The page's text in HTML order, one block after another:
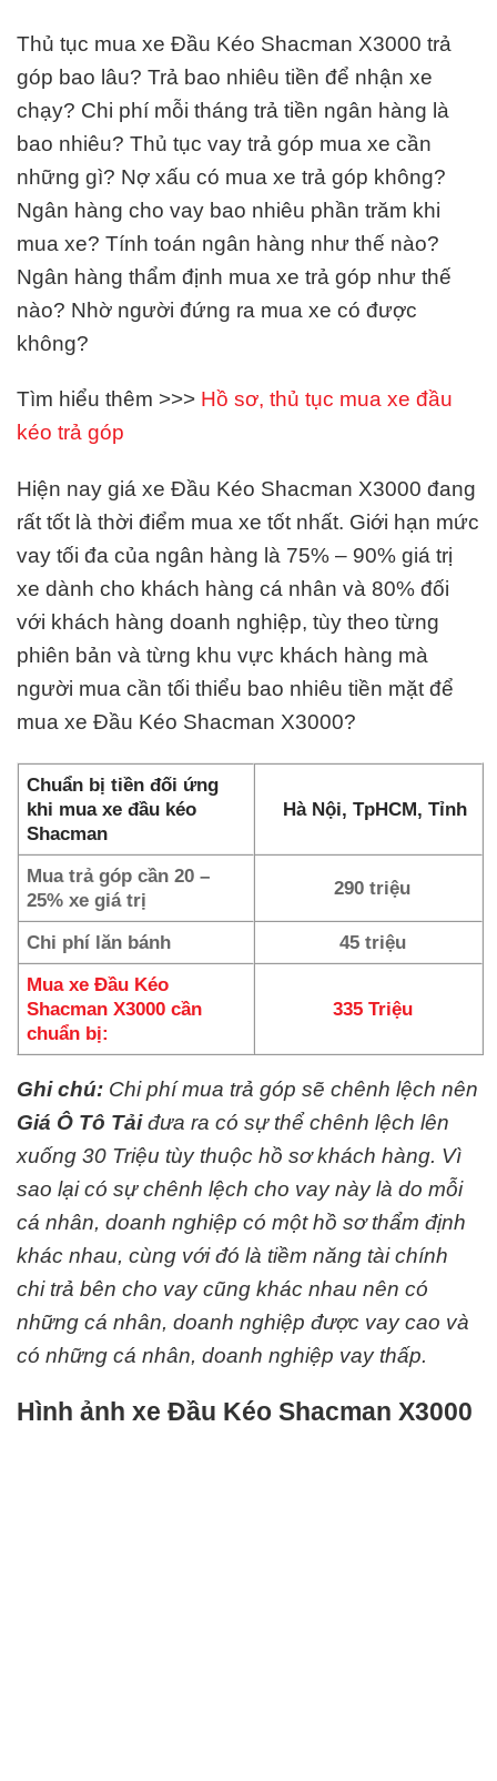
Thủ tục mua xe Đầu Kéo Shacman X3000 trả
góp bao lâu? Trả bao nhiêu tiền để nhận xe
chạy? Chi phí mỗi tháng trả tiền ngân hàng là
bao nhiêu? Thủ tục vay trả góp mua xe cần
những gì? Nợ xấu có mua xe trả góp không?
Ngân hàng cho vay bao nhiêu phần trăm khi
mua xe? Tính toán ngân hàng như thế nào?
Ngân hàng thẩm định mua xe trả góp như thế
nào? Nhờ người đứng ra mua xe có được
không?
Tìm hiểu thêm >>> Hồ sơ, thủ tục mua xe đầu
kéo trả góp
Hiện nay giá xe Đầu Kéo Shacman X3000 đang
rất tốt là thời điểm mua xe tốt nhất. Giới hạn mức
vay tối đa của ngân hàng là 75% – 90% giá trị
xe dành cho khách hàng cá nhân và 80% đối
với khách hàng doanh nghiệp, tùy theo từng
phiên bản và từng khu vực khách hàng mà
người mua cần tối thiểu bao nhiêu tiền mặt để
mua xe Đầu Kéo Shacman X3000?
Chuẩn bị tiền đối ứng
khi mua xe đầu kéo
Shacman
Hà Nội, TpHCM, Tỉnh
Mua trả góp cần 20 –
25% xe giá trị
290 triệu
Chi phí lăn bánh
45 triệu
Mua xe Đầu Kéo
Shacman X3000 cần
chuẩn bị:
335 Triệu
Ghi chú: Chi phí mua trả góp sẽ chênh lệch nên
Giá Ô Tô Tảiđưa ra có sự thể chênh lệch lên
xuống 30 Triệu tùy thuộc hồ sơ khách hàng. Vì
sao lại có sự chênh lệch cho vay này là do mỗi
cá nhân, doanh nghiệp có một hồ sơ thẩm định
khác nhau, cùng với đó là tiềm năng tài chính
chi trả bên cho vay cũng khác nhau nên có
những cá nhân, doanh nghiệp được vay cao và
có những cá nhân, doanh nghiệp vay thấp.
Hình ảnh xe Đầu Kéo Shacman X3000